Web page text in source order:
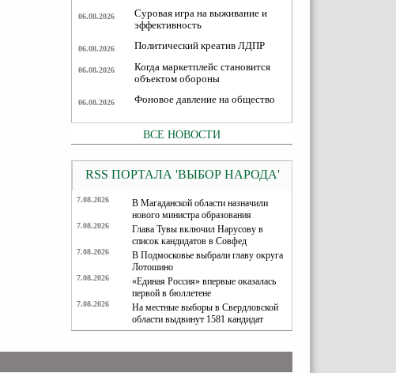
06.08.2026
Суровая игра на выживание и
эффективность
06.08.2026 Политический креатив ЛДПР
06.08.2026
Когда маркетплейс становится
объектом обороны
06.08.2026 Фоновое давление на общество
ВСЕ НОВОСТИ
RSS ПОРТАЛА 'ВЫБОР НАРОДА'
7.08.2026
В Магаданской области назначили
нового министра образования
7.08.2026
Глава Тувы включил Нарусову в
список кандидатов в Совфед
7.08.2026
В Подмосковье выбрали главу округа
Лотошино
7.08.2026
«Единая Россия» впервые оказалась
первой в бюллетене
7.08.2026
На местные выборы в Свердловской
области выдвинут 1581 кандидат